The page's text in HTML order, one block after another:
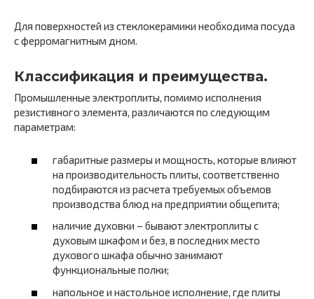
Для поверхностей из стеклокерамики необходима посуда
с ферромагнитным дном.
Классификация и преимущества.
Промышленные электроплиты, помимо исполнения
резистивного элемента, различаются по следующим
параметрам:
габаритные размеры и мощность, которые влияют
на производительность плиты, соответственно
подбираются из расчета требуемых объемов
производства блюд на предприятии общепита;
наличие духовки – бывают электроплиты с
духовым шкафом и без, в последних место
духового шкафа обычно занимают
функциональные полки;
напольное и настольное исполнение, где плиты